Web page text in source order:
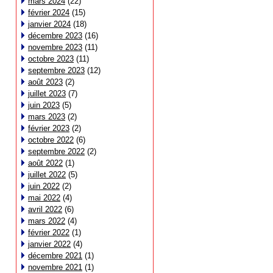
février 2024 (15)
janvier 2024 (18)
décembre 2023 (16)
novembre 2023 (11)
octobre 2023 (11)
septembre 2023 (12)
août 2023 (2)
juillet 2023 (7)
juin 2023 (5)
mars 2023 (2)
février 2023 (2)
octobre 2022 (6)
septembre 2022 (2)
août 2022 (1)
juillet 2022 (5)
juin 2022 (2)
mai 2022 (4)
avril 2022 (6)
mars 2022 (4)
février 2022 (1)
janvier 2022 (4)
décembre 2021 (1)
novembre 2021 (1)